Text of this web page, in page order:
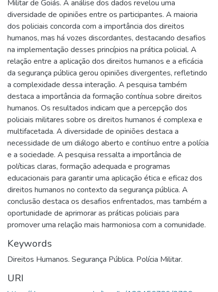
Militar de Goiás. A análise dos dados revelou uma
diversidade de opiniões entre os participantes. A maioria
dos policiais concorda com a importância dos direitos
humanos, mas há vozes discordantes, destacando desafios
na implementação desses princípios na prática policial. A
relação entre a aplicação dos direitos humanos e a eficácia
da segurança pública gerou opiniões divergentes, refletindo
a complexidade dessa interação. A pesquisa também
destaca a importância da formação contínua sobre direitos
humanos. Os resultados indicam que a percepção dos
policiais militares sobre os direitos humanos é complexa e
multifacetada. A diversidade de opiniões destaca a
necessidade de um diálogo aberto e contínuo entre a polícia
e a sociedade. A pesquisa ressalta a importância de
políticas claras, formação adequada e programas
educacionais para garantir uma aplicação ética e eficaz dos
direitos humanos no contexto da segurança pública. A
conclusão destaca os desafios enfrentados, mas também a
oportunidade de aprimorar as práticas policiais para
promover uma relação mais harmoniosa com a comunidade.
Keywords
Direitos Humanos. Segurança Pública. Polícia Militar.
URI